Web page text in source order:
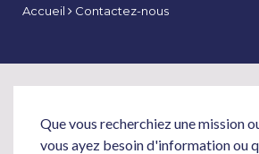
Accueil Contactez-nous
Que vous recherchiez une mission
vous ayez besoin d'information ou